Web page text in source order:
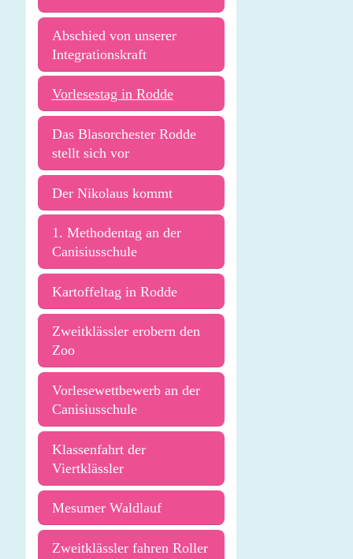
Abschied von unserer
Integrationskraft
Vorlesestag in Rodde
Das Blasorchester Rodde
stellt sich vor
Der Nikolaus kommt
1. Methodentag an der
Canisiusschule
Kartoffeltag in Rodde
Zweitklässler erobern den
Zoo
Vorlesewettbewerb an der
Canisiusschule
Klassenfahrt der
Viertklässler
Mesumer Waldlauf
Zweitklässler fahren Roller